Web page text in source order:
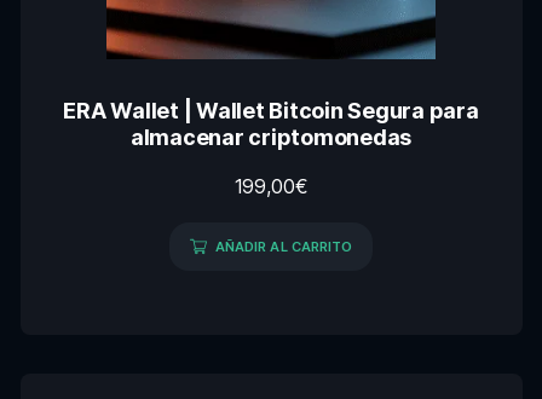
ERA Wallet | Wallet Bitcoin Segura para
almacenar criptomonedas
199,00€
AÑADIR AL CARRITO